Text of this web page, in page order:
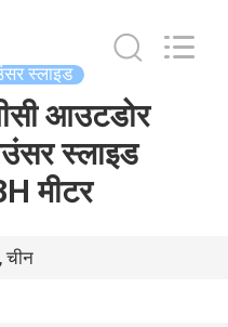
स्लाइड
आउटडोर
स्लाइड
मीटर
चीन